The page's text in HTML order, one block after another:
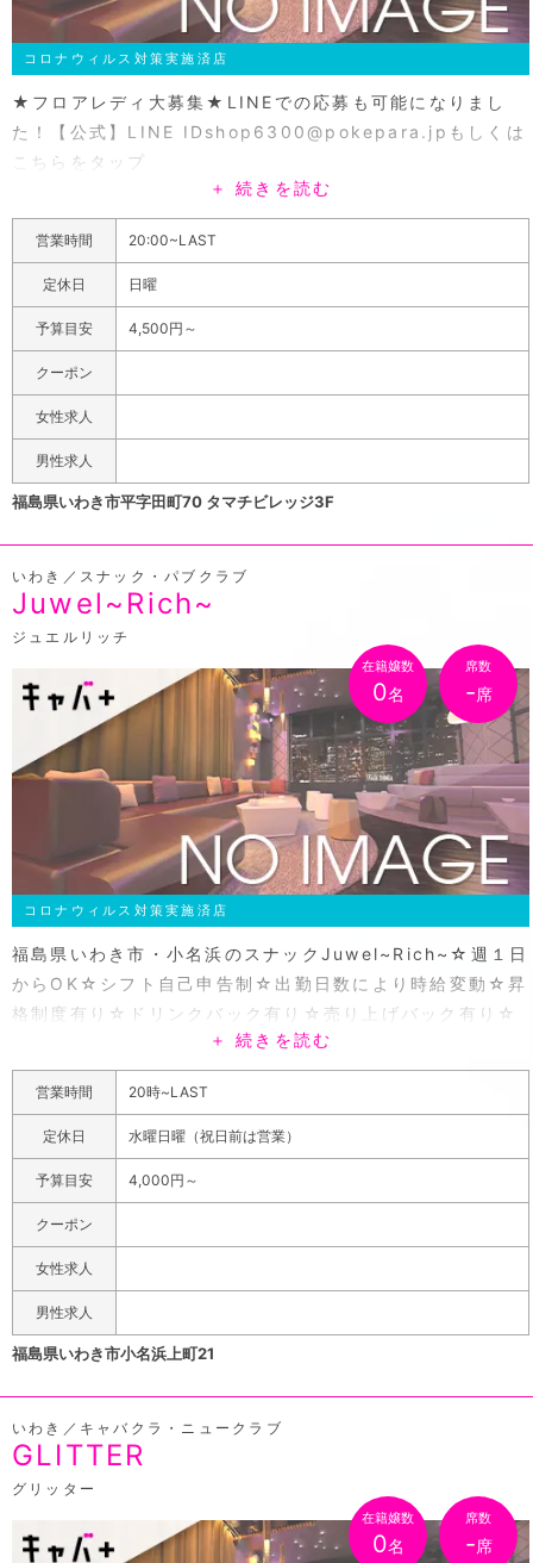
コロナウィルス対策実施済店
★フロアレディ大募集★LINEでの応募も可能になりまし
た！【公式】LINE IDshop6300@pokepara.jpもしくは
こちらをタップ
https://works.do/R/ti/p/shop6300@pokepara.jp>>
求人詳細はこちら<<時給1600円~2200円未経験者大歓
迎！ 学生さん・OLさん Wワーク大歓迎！ 1日体験入店随
時受付中！ 多くのご応募お待ちしております。
JRいわき駅より徒歩5分駅近。いわき市・平のスナック。
アットホームな店内は毎晩多くのお客様で賑わっておりま
す。満足度いわきNo.1クラスのシュシュには、あらゆるタ
イプの女性が在籍しております。お一人様から団体様ま
で。いわきにお越しの際は、お気軽にお立ち寄り下さい。
＋ 続きを読む
営業時間 20:00~LAST
定休日 日曜
予算目安 4,500円～
クーポン
女性求人
男性求人
福島県いわき市平字田町70 タマチビレッジ3F
いわき／スナック・パブクラブ
Juwel~Rich~
ジュエルリッチ
在籍嬢数
0名
席数
-席
コロナウィルス対策実施済店
福島県いわき市・小名浜のスナックJuwel~Rich~☆週１日
からOK☆シフト自己申告制☆出勤日数により時給変動☆昇
格制度有り☆ドリンクバック有り☆売り上げバック有り☆
同伴バック有り頑張った分だけ上限なしで無限に稼げちゃ
います！面接・体験入店も受付中です！お気軽にご連絡下
さい♪Juwel~Rich~求人情報
福島県いわき市の、飲み屋が集まる歓楽街小名浜にあるジ
ュエルリッチは、10年以上続いている人気のスナック。清
潔感たっぷりの店内は、かわいらしいシャンデリアがきら
めいていて、まるで彼女の部屋に来たようなドキドキして
しまう空間になっています。地元の方にも、観光で来る方
にも人気があり、若い人でも入りやすいから老若男女から
愛される客層の幅が広いのも特徴です。イマドキ女子やほ
んわか癒やし系の子など、かわいい子がそろい踏みだか
ワのみゆママがしっかりおもてなしをするので、安心感も
兼ねそろった接客で貴方の夜をとっておきの時間にしま
す。カウンターは8席、ボックス4卓と程よい広さのお店な
ので、お1人様から団体様まで使いやすくお食事後の二次
会、三次会の利用にもピッタリ。おいしいお酒を飲みなが
ら、おしゃべりしたりカラオケしたり、彼女と遊んでいる
＋ 続きを読む
営業時間 20時~LAST
定休日 水曜日曜（祝日前は営業）
予算目安 4,000円～
クーポン
女性求人
男性求人
福島県いわき市小名浜上町21
いわき／キャバクラ・ニュークラブ
GLITTER
グリッター
在籍嬢数
0名
席数
-席